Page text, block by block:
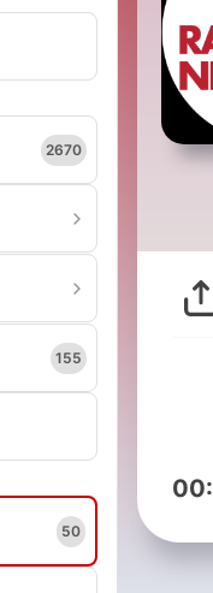
2670
155
50